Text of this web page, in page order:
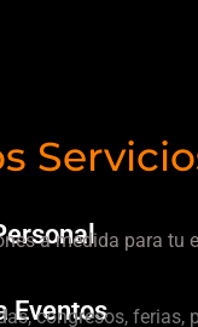
a medida para tu
Eventos
congresos, ferias,